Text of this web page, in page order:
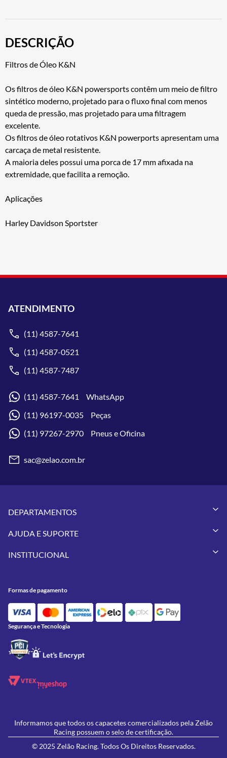
DESCRIÇÃO
Filtros de Óleo K&N
Os filtros de óleo K&N powersports contêm um meio de filtro
sintético moderno, projetado para o fluxo final com menos
queda de pressão, mas projetado para uma filtragem
excelente.
Os filtros de óleo rotativos K&N powerports apresentam uma
carcaça de metal resistente.
A maioria deles possui uma porca de 17 mm afixada na
extremidade, que facilita a remoção.
Aplicações
Harley Davidson Sportster
ATENDIMENTO
(11) 4587-7641
(11) 4587-0521
(11) 4587-7487
(11) 4587-7641 WhatsApp
(11) 96197-0035 Peças
(11) 97267-2970 Pneus e Oficina
sac@zelao.com.br
DEPARTAMENTOS
Vestuários
Pneus
Utilidades
Feminino
Lançamentos
AJUDA E SUPORTE
Meus Pedidos
Política de Privacidade
Política de Campanhas e promoções
INSTITUCIONAL
Contato
Oficina/Serviços
Formas de pagamento
Segurança e Tecnologia
Informamos que todos os capacetes comercializados pela Zelão
Racing possuem o selo de certificação.
© 2025 Zelão Racing. Todos Os Direitos Reservados.